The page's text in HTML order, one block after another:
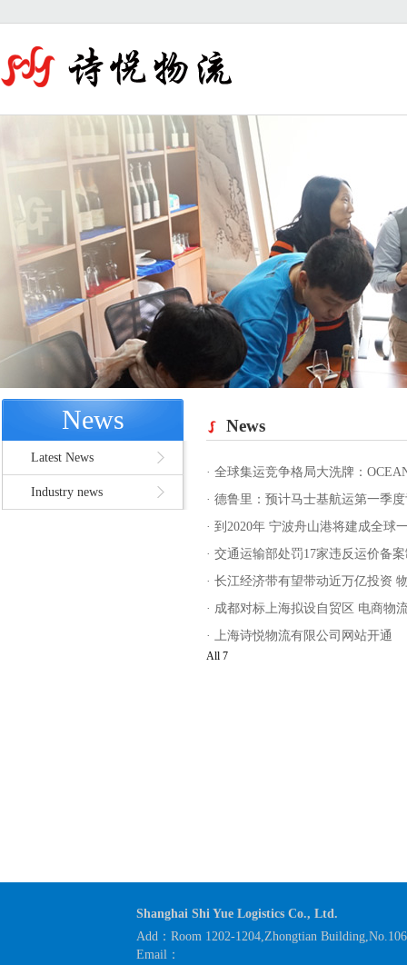
News
Latest News
Industry news
News
· 全球集运竞争格局大洗牌：
· 德鲁里：预计马士基航运第一季
· 到2020年 宁波舟山港将建成全球
· 交通运输部处罚17家违反运价备
· 长江经济带有望带动近万亿投资
· 成都对标上海拟设自贸区 电商物
· 上海诗悦物流有限公司网站开通
All 7
Shanghai Shi Yue Logistics Co., Ltd.
Add：Room 1202-1204,Zhongtian
Email：